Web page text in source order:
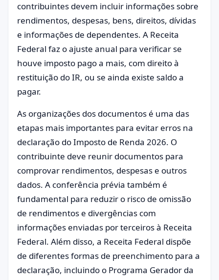
contribuintes devem incluir informações sobre
rendimentos, despesas, bens, direitos, dívidas
e informações de dependentes. A Receita
Federal faz o ajuste anual para verificar se
houve imposto pago a mais, com direito à
restituição do IR, ou se ainda existe saldo a
pagar.
As organizações dos documentos é uma das
etapas mais importantes para evitar erros na
declaração do Imposto de Renda 2026. O
contribuinte deve reunir documentos para
comprovar rendimentos, despesas e outros
dados. A conferência prévia também é
fundamental para reduzir o risco de omissão
de rendimentos e divergências com
informações enviadas por terceiros à Receita
Federal. Além disso, a Receita Federal dispõe
de diferentes formas de preenchimento para a
declaração, incluindo o Programa Gerador da